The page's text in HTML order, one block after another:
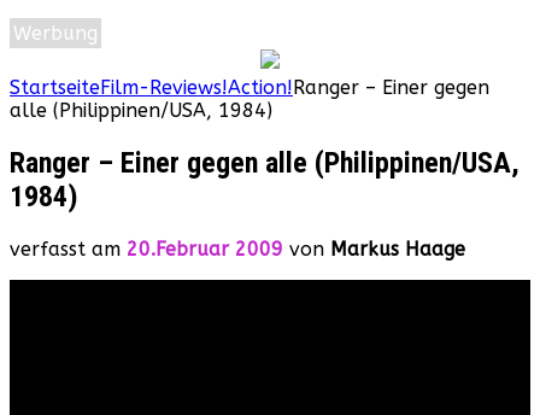
Werbung
StartseiteFilm-Reviews!Action!Ranger – Einer gegen
alle (Philippinen/USA, 1984)
Ranger – Einer gegen alle (Philippinen/USA,
1984)
verfasst am 20.Februar 2009 von Markus Haage